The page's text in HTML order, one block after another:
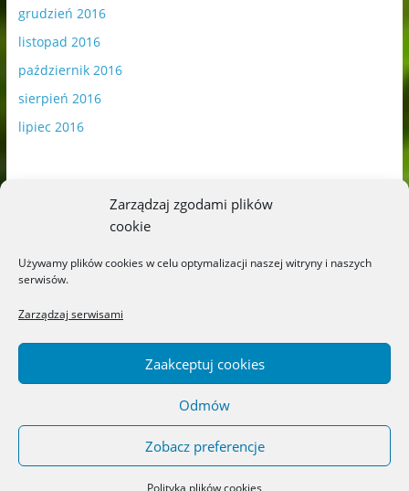
Zarządzaj zgodami plików
cookie
Używamy plików cookies w celu optymalizacji naszej witryny i naszych
serwisów.
Zarządzaj serwisami
Zaakceptuj cookies
Odmów
Zobacz preferencje
Polityka plików cookies
grudzień 2016
listopad 2016
październik 2016
sierpień 2016
lipiec 2016
Blog o książkach dla dzieci i młodzieży –
recenzje i rekomendacje. All rights reserved.
Theme: ColorMag byThemeGrill. Powered by